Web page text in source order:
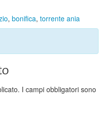
, bonifica, torrente ania
I campi obbligatori sono